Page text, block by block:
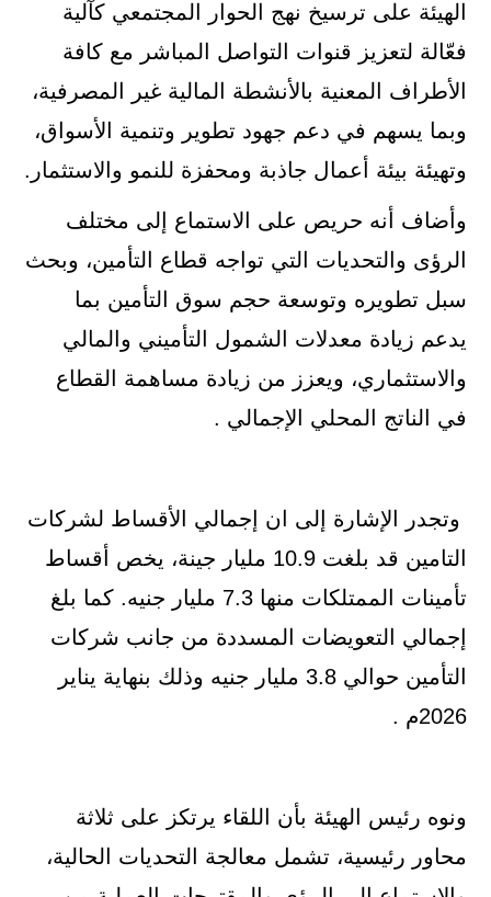
الهيئة على ترسيخ نهج الحوار المجتمعي كآلية
فعّالة لتعزيز قنوات التواصل المباشر مع كافة
الأطراف المعنية بالأنشطة المالية غير المصرفية،
وبما يسهم في دعم جهود تطوير وتنمية الأسواق،
وتهيئة بيئة أعمال جاذبة ومحفزة للنمو والاستثمار.
وأضاف أنه حريص على الاستماع إلى مختلف
الرؤى والتحديات التي تواجه قطاع التأمين، وبحث
سبل تطويره وتوسعة حجم سوق التأمين بما
يدعم زيادة معدلات الشمول التأميني والمالي
والاستثماري، ويعزز من زيادة مساهمة القطاع
في الناتج المحلي الإجمالي .
وتجدر الإشارة إلى ان إجمالي الأقساط لشركات
التامين قد بلغت 10.9 مليار جينة، يخص أقساط
تأمينات الممتلكات منها 7.3 مليار جنيه. كما بلغ
إجمالي التعويضات المسددة من جانب شركات
التأمين حوالي 3.8 مليار جنيه وذلك بنهاية يناير
2026م .
ونوه رئيس الهيئة بأن اللقاء يرتكز على ثلاثة
محاور رئيسية، تشمل معالجة التحديات الحالية،